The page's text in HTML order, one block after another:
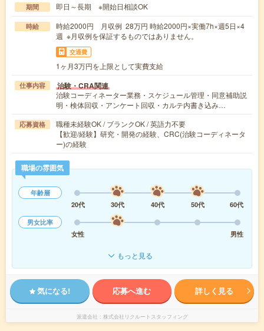
期間 即日～長期 ※開始日相談OK
時給
時給2000円 月収例 28万円 時給2000円×実働7h×週5日×4
週 ※月収例を保証するものではありません。
交通費
1ヶ月3万円を上限として実費支給
仕事内容 治験・CRA関連
治験コーディネーター業務・スケジュール管理・同意補助説
明・検体回収・アンケート回収・カルテ内書き込み…
応募資格
職種未経験OK / ブランクOK / 英語力不要
【歓迎/経験】研究・開発の経験、CRC(治験コーディネータ
ー)の経験
職場の雰囲気
年齢層
20代
30代 40代 50代
60代
男女比率
女性
男性
もっと見る
気になる! 応募へ進む 詳しく見る
派遣会社 株式会社リクルートスタッフィング